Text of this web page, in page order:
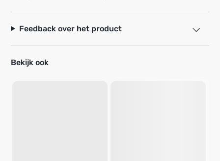
Feedback over het product
Bekijk ook